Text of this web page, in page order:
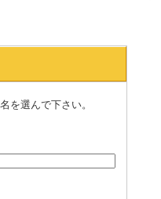
を選んで下さい。